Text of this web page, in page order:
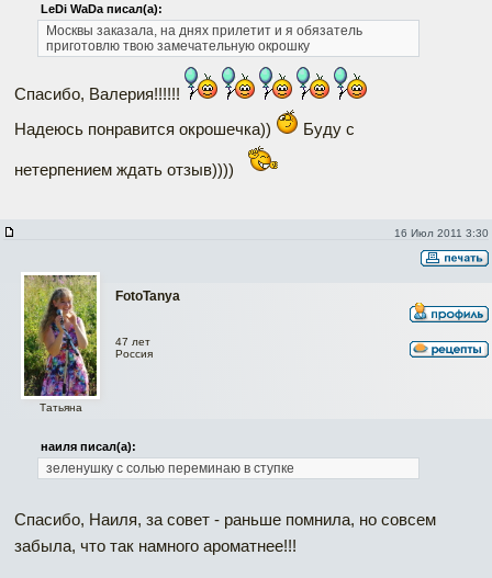
LeDi WaDa писал(а):
Москвы заказала, на днях прилетит и я обязатель
приготовлю твою замечательную окрошку
Спасибо, Валерия!!!!!!
Надеюсь понравится окрошечка))
Буду с
нетерпением ждать отзыв))))
16 Июл 2011 3:30
FotoTanya
Татьяна
47 лет
Россия
наиля писал(а):
зеленушку с солью переминаю в ступке
Спасибо, Наиля, за совет - раньше помнила, но совсем
забыла, что так намного ароматнее!!!